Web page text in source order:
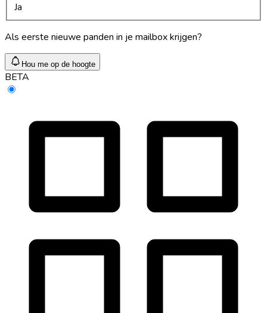
Ja
Als eerste nieuwe panden in je mailbox krijgen?
Hou me op de hoogte
BETA